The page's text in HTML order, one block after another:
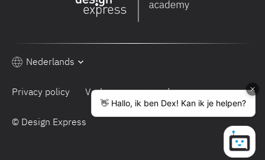
© Design Express
Privacy policy Verkoopsvoorwaarden
Nederlands